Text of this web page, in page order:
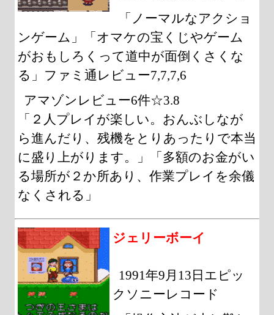
「ノーマルなアクショ
ンゲーム」「オマケの宝くじやゲーム
がおもしろくって道中が面倒くさくな
る」ファミ通レビュー7,7,7,6
アマゾンレビュー6件☆3.8
「２人プレイが楽しい。おんぶしなが
ら進んだり、残機をとりあったりで本当
に盛り上がります。」「多額のお金がい
る場所が２か所あり、作業プレイを余儀
なくされる」
ジェリーボーイ
1991年9月13日エピッ
クソニーレコード